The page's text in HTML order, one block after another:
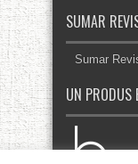
SUMAR
Sumar
UN PRODUS